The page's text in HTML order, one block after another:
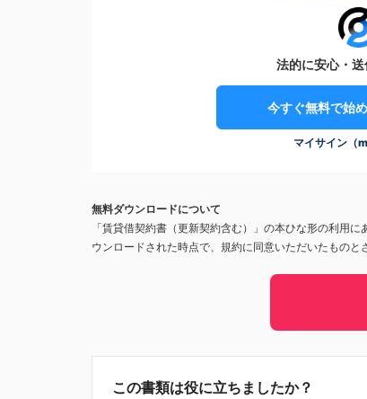
法的に安心・
今すぐ無料で始
マイサイン（
無料ダウンロードについて
「賃貸借契約書（更新契約含む）」の本ひな形の利用に
ウンロードされた時点で、規約に同意いただいたものと